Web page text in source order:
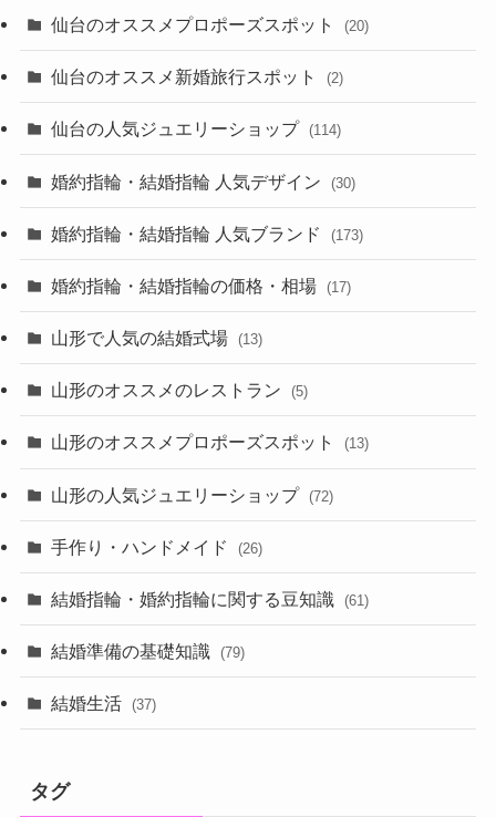
仙台のオススメプロポーズスポット (20)
仙台のオススメ新婚旅行スポット (2)
仙台の人気ジュエリーショップ (114)
婚約指輪・結婚指輪 人気デザイン (30)
婚約指輪・結婚指輪 人気ブランド (173)
婚約指輪・結婚指輪の価格・相場 (17)
山形で人気の結婚式場 (13)
山形のオススメのレストラン (5)
山形のオススメプロポーズスポット (13)
山形の人気ジュエリーショップ (72)
手作り・ハンドメイド (26)
結婚指輪・婚約指輪に関する豆知識 (61)
結婚準備の基礎知識 (79)
結婚生活 (37)
タグ